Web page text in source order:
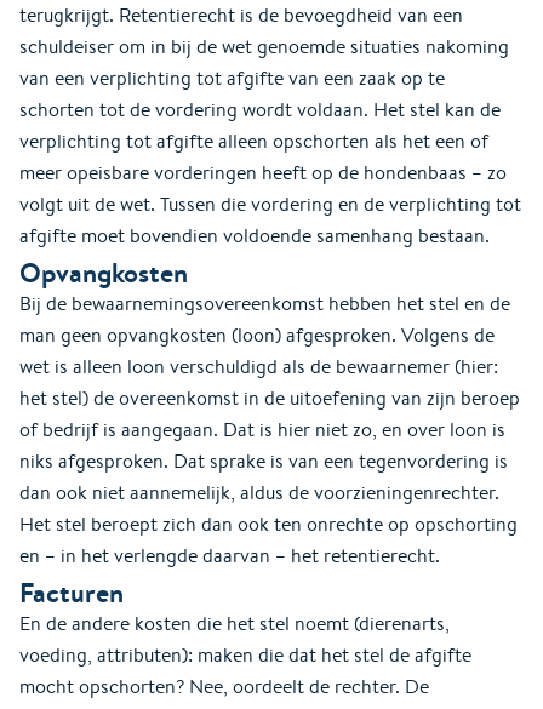
terugkrijgt. Retentierecht is de bevoegdheid van een
schuldeiser om in bij de wet genoemde situaties nakoming
van een verplichting tot afgifte van een zaak op te
schorten tot de vordering wordt voldaan. Het stel kan de
verplichting tot afgifte alleen opschorten als het een of
meer opeisbare vorderingen heeft op de hondenbaas – zo
volgt uit de wet. Tussen die vordering en de verplichting tot
afgifte moet bovendien voldoende samenhang bestaan.
Opvangkosten
Bij de bewaarnemingsovereenkomst hebben het stel en de
man geen opvangkosten (loon) afgesproken. Volgens de
wet is alleen loon verschuldigd als de bewaarnemer (hier:
het stel) de overeenkomst in de uitoefening van zijn beroep
of bedrijf is aangegaan. Dat is hier niet zo, en over loon is
niks afgesproken. Dat sprake is van een tegenvordering is
dan ook niet aannemelijk, aldus de voorzieningenrechter.
Het stel beroept zich dan ook ten onrechte op opschorting
en – in het verlengde daarvan – het retentierecht.
Facturen
En de andere kosten die het stel noemt (dierenarts,
voeding, attributen): maken die dat het stel de afgifte
mocht opschorten? Nee, oordeelt de rechter. De